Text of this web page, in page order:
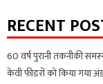
RECENT
60 वर्ष पुरानी तकनीकी
केवी फीडरों को किया गया